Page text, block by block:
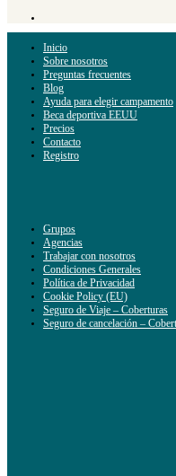
Inicio
Sobre nosotros
Preguntas frecuentes
Blog
Ayuda para elegir campamento
Beca deportiva EEUU
Precios
Contacto
Registro
Grupos
Agencias
Trabajar con nosotros
Condiciones Generales
Política de Privacidad
Cookie Policy (EU)
Seguro de Viaje – Coberturas
Seguro de cancelación –